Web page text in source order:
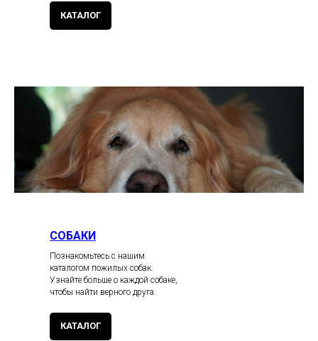
КАТАЛОГ
СОБАКИ
Познакомьтесь с нашим
каталогом пожилых собак.
Узнайте больше о каждой собаке,
чтобы найти верного друга.
КАТАЛОГ